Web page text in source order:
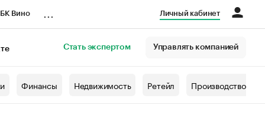
Вино Личный кабинет
Стать экспертом Управлять компанией
Финансы Недвижимость Ретейл Производство